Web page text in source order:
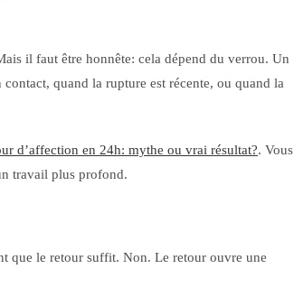
il faut être honnête: cela dépend du verrou. Un
quand la rupture est récente, ou quand la
d’affection en 24h: mythe ou vrai résultat?. Vous
travail plus profond.
que le retour suffit. Non. Le retour ouvre une